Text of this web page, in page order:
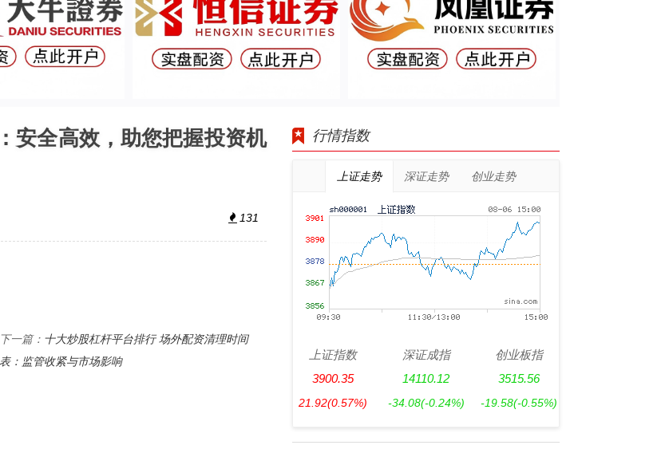
安全高效，助您把握投资机
131
下一篇： 十大炒股杠杆平台排行 场外配资清理时间
表：监管收紧与市场影响
行情指数
上证走势 深证走势 创业走势
上证指数
3900.35
21.92(0.57%)
深证成指
14110.12
-34.08(-0.24%)
创业板指
3515.56
-19.58(-0.55%)